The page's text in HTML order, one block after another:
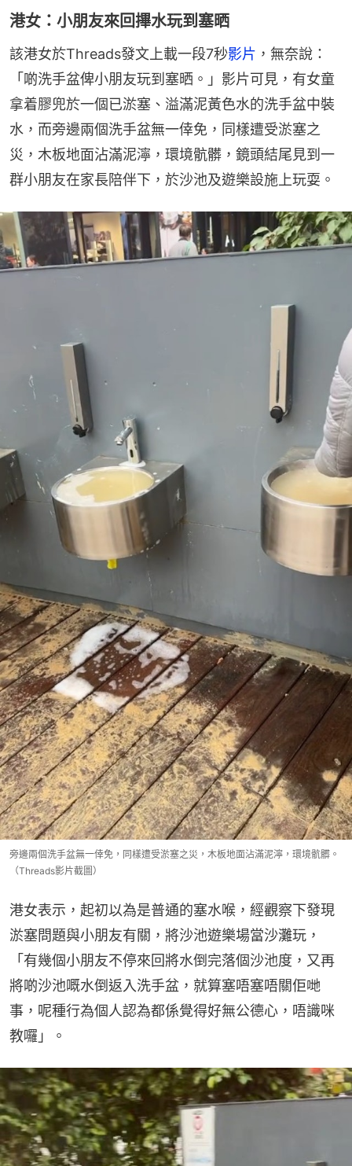
港女：小朋友來回𢳂水玩到塞晒
該港女於Threads發文上載一段7秒影片 ，無奈說：
「啲洗手盆俾小朋友玩到塞晒。」影片可見，有女童
拿着膠兜於一個已淤塞、溢滿泥黃色水的洗手盆中裝
水，而旁邊兩個洗手盆無一倖免，同樣遭受淤塞之
災，木板地面沾滿泥濘，環境骯髒，鏡頭結尾見到一
群小朋友在家長陪伴下，於沙池及遊樂設施上玩耍。
旁邊兩個洗手盆無一倖免，同樣遭受淤塞之災，木板地面沾滿泥濘，環境骯髒。
（Threads影片截圖）
港女表示，起初以為是普通的塞水喉，經觀察下發現
淤塞問題與小朋友有關，將沙池遊樂場當沙灘玩，
「有幾個小朋友不停來回將水倒完落個沙池度，又再
將啲沙池嘅水倒返入洗手盆，就算塞唔塞唔關佢哋
事，呢種行為個人認為都係覺得好無公德心，唔識咪
教囉」。